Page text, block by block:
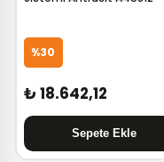
%30
₺ 18.642,12